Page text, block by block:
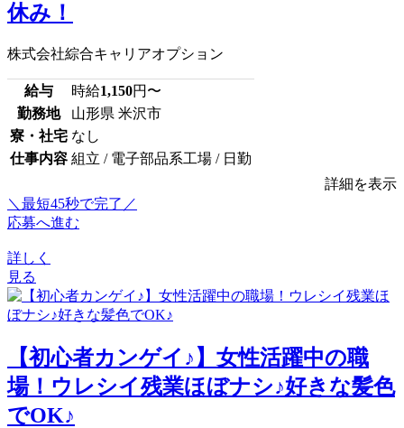
休み！
株式会社綜合キャリアオプション
給与 時給1,150円〜
勤務地
山形県 米沢市
寮・社宅 なし
仕事内容 組立 / 電子部品系工場 / 日勤
詳細を表示
＼最短45秒で完了／
応募へ進む
詳しく
見る
【初心者カンゲイ♪】女性活躍中の職
場！ウレシイ残業ほぼナシ♪好きな髪色
でOK♪